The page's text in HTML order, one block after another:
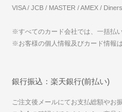
VISA / JCB / MASTER / AMEX /
※すべてのカード会社では、一括払
※お客様の個人情報及びカード情報
銀行振込：楽天銀行(前払い)
ご注文後メールにてお支払総額やお